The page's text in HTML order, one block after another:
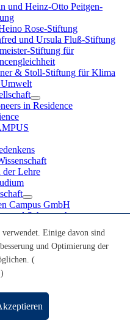
und Heinz-Otto Peitgen-
Rose-Stiftung
und Ursula Fluß-Stiftung
Stiftung für
& Stoll-Stiftung für Klima
in Residence
der Lehre
Campus GmbH
und Schutzrechte
der Universität Bremen
an der Universität Bremen
und Schüler
Einige davon sind
und Optimierung der
(
)